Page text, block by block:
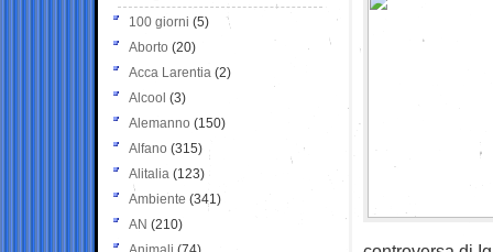
100 giorni (5)
Aborto (20)
Acca Larentia (2)
Alcool (3)
Alemanno (150)
Alfano (315)
Alitalia (123)
Ambiente (341)
AN (210)